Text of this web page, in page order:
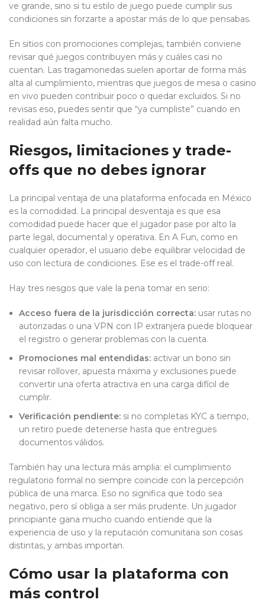
ve grande, sino si tu estilo de juego puede cumplir sus
condiciones sin forzarte a apostar más de lo que pensabas.
En sitios con promociones complejas, también conviene
revisar qué juegos contribuyen más y cuáles casi no
cuentan. Las tragamonedas suelen aportar de forma más
alta al cumplimiento, mientras que juegos de mesa o casino
en vivo pueden contribuir poco o quedar excluidos. Si no
revisas eso, puedes sentir que “ya cumpliste” cuando en
realidad aún falta mucho.
Riesgos, limitaciones y trade-
offs que no debes ignorar
La principal ventaja de una plataforma enfocada en México
es la comodidad. La principal desventaja es que esa
comodidad puede hacer que el jugador pase por alto la
parte legal, documental y operativa. En A Fun, como en
cualquier operador, el usuario debe equilibrar velocidad de
uso con lectura de condiciones. Ese es el trade-off real.
Hay tres riesgos que vale la pena tomar en serio:
Acceso fuera de la jurisdicción correcta: usar rutas no
autorizadas o una VPN con IP extranjera puede bloquear
el registro o generar problemas con la cuenta.
Promociones mal entendidas: activar un bono sin
revisar rollover, apuesta máxima y exclusiones puede
convertir una oferta atractiva en una carga difícil de
cumplir.
Verificación pendiente: si no completas KYC a tiempo,
un retiro puede detenerse hasta que entregues
documentos válidos.
También hay una lectura más amplia: el cumplimiento
regulatorio formal no siempre coincide con la percepción
pública de una marca. Eso no significa que todo sea
negativo, pero sí obliga a ser más prudente. Un jugador
principiante gana mucho cuando entiende que la
experiencia de uso y la reputación comunitaria son cosas
distintas, y ambas importan.
Cómo usar la plataforma con
más control